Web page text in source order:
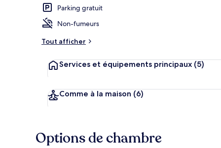
Parking gratuit
Non-fumeurs
Tout afficher
Services et équipements principaux (5)
Comme à la maison (6)
Options de chambre